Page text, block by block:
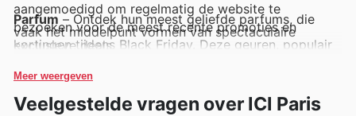
aangemoedigd om regelmatig de website te
bezoeken voor de meest recente promoties en
exclusieve deals.
Parfum– Ontdek hun meest geliefde parfums, die
vaak het middelpunt vormen van spectaculaire
kortingen tijdens Black Friday. Deze geuren, populair
roos en worden uitgebreid uitgelicht in de ICI Paris XL
deals.
Make-up
– De nieuwste en meest gewilde make-up
collecties zijn essentieel tijdens Black Friday. ICI Paris
Meer weergeven
Veelgestelde vragen over ICI Paris